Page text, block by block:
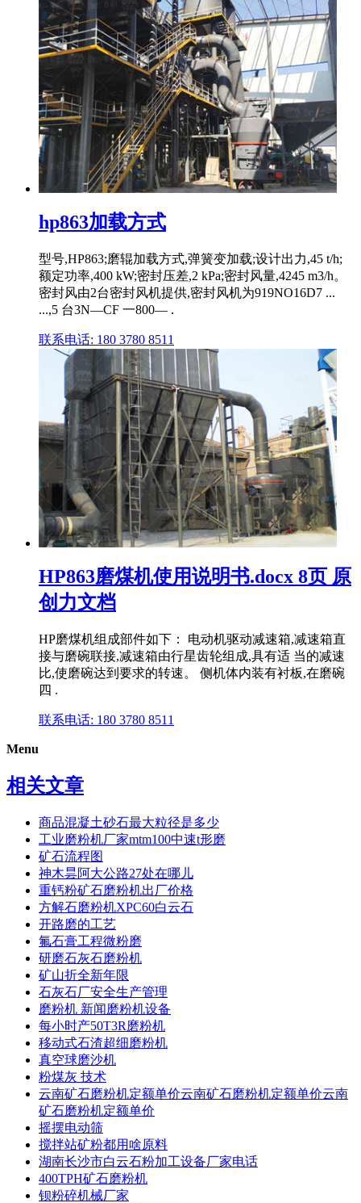
hp863加载方式
型号,HP863;磨辊加载方式,弹簧变加载;设计出力,45 t/h;
额定功率,400 kW;密封压差,2 kPa;密封风量,4245 m3/h。
密封风由2台密封风机提供,密封风机为919NO16D7 ...
...,5 台3N—CF 一800— .
联系电话: 180 3780 8511
HP863磨煤机使用说明书.docx 8页 原
创力文档
HP磨煤机组成部件如下： 电动机驱动减速箱,减速箱直
接与磨碗联接,减速箱由行星齿轮组成,具有适 当的减速
比,使磨碗达到要求的转速。 侧机体内装有衬板,在磨碗
四 .
联系电话: 180 3780 8511
Menu
相关文章
商品混凝土砂石最大粒径是多少
工业磨粉机厂家mtm100中速t形磨
矿石流程图
神木昙阿大公路27处在哪儿
重钙粉矿石磨粉机出厂价格
方解石磨粉机XPC60白云石
开路磨的工艺
氟石膏工程微粉磨
研磨石灰石磨粉机
矿山折全新年限
石灰石厂安全生产管理
磨粉机 新闻磨粉机设备
每小时产50T3R磨粉机
移动式石渣超细磨粉机
真空球磨沙机
粉煤灰 技术
云南矿石磨粉机定额单价云南矿石磨粉机定额单价云南
矿石磨粉机定额单价
摇摆电动筛
搅拌站矿粉都用啥原料
湖南长沙市白云石粉加工设备厂家电话
400TPH矿石磨粉机
钡粉碎机械厂家